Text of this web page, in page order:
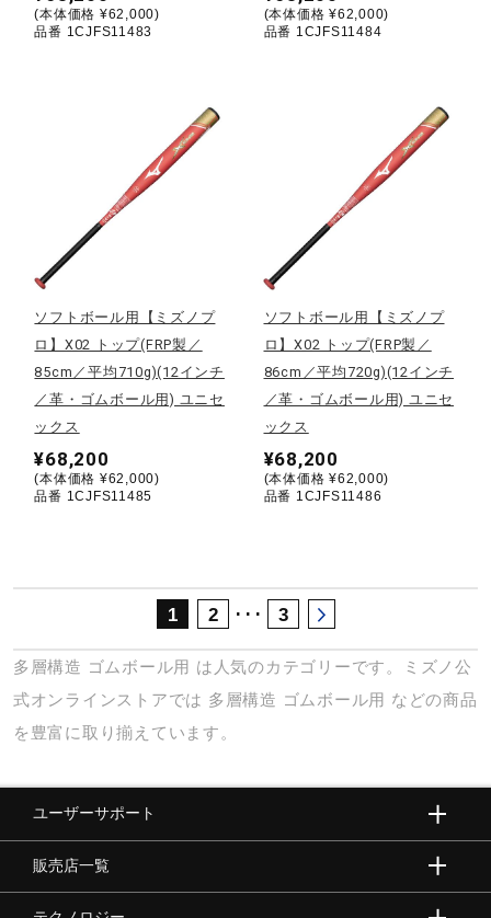
直営店一覧
(本体価格 ¥62,000)
品番 1CJFS11483
(本体価格 ¥62,000)
品番 1CJFS11484
ソフトボール用【ミズノプ
ロ】X02 トップ(FRP製／
85cm／平均710g)(12インチ
／革・ゴムボール用) ユニセ
ックス
¥68,200
(本体価格 ¥62,000)
品番 1CJFS11485
ソフトボール用【ミズノプ
ロ】X02 トップ(FRP製／
86cm／平均720g)(12インチ
／革・ゴムボール用) ユニセ
ックス
¥68,200
(本体価格 ¥62,000)
品番 1CJFS11486
1 2 ･･･ 3
多層構造 ゴムボール用 は人気のカテゴリーです。ミズノ公
式オンラインストアでは 多層構造 ゴムボール用 などの商品
を豊富に取り揃えています。
ユーザーサポート
販売店一覧